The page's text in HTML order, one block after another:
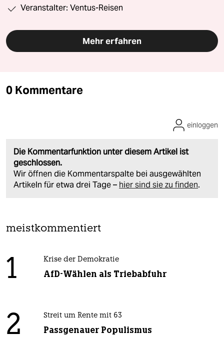
Veranstalter: Ventus-Reisen
Mehr erfahren
0 Kommentare
Die Kommentarfunktion unter diesem Artikel ist
geschlossen.
Wir öffnen die Kommentarspalte bei ausgewählten
Artikeln für etwa drei Tage – hier sind sie zu finden.
einloggen
meistkommentiert
1 Krise der Demokratie
AfD-Wählen als Triebabfuhr
2 Streit um Rente mit 63
Passgenauer Populismus